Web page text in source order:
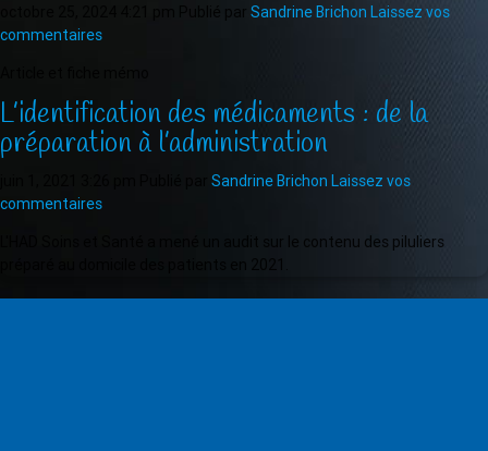
Sandrine Brichon Laissez vos
commentaires
L’identification des médicaments : de la
préparation à l’administration
Sandrine Brichon Laissez vos
commentaires
L'HAD Soins et Santé a mené un audit sur le contenu des piluliers